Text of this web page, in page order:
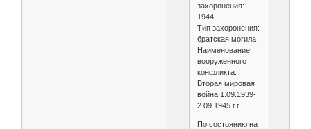
захоронения:
1944
Тип захоронения:
братская могила
Наименование
вооруженного
конфликта:
Вторая мировая
война 1.09.1939-
2.09.1945 г.г.
По состоянию на